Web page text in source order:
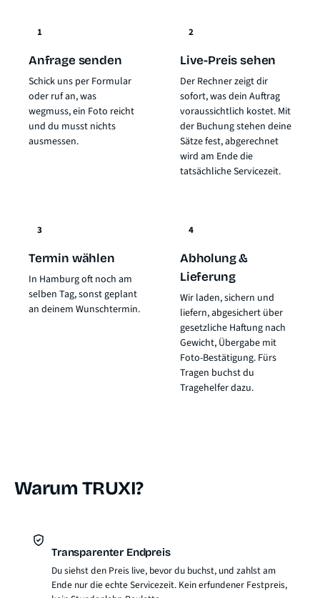
1
Anfrage senden
Schick uns per Formular
oder ruf an, was
wegmuss, ein Foto reicht
und du musst nichts
ausmessen.
2
Live-Preis sehen
Der Rechner zeigt dir
sofort, was dein Auftrag
voraussichtlich kostet. Mit
der Buchung stehen deine
Sätze fest, abgerechnet
wird am Ende die
tatsächliche Servicezeit.
3
Termin wählen
In Hamburg oft noch am
selben Tag, sonst geplant
an deinem Wunschtermin.
4
Abholung &
Lieferung
Wir laden, sichern und
liefern, abgesichert über
gesetzliche Haftung nach
Gewicht, Übergabe mit
Foto-Bestätigung. Fürs
Tragen buchst du
Tragehelfer dazu.
Warum TRUXI?
Transparenter Endpreis
Du siehst den Preis live, bevor du buchst, und zahlst am
Ende nur die echte Servicezeit. Kein erfundener Festpreis,